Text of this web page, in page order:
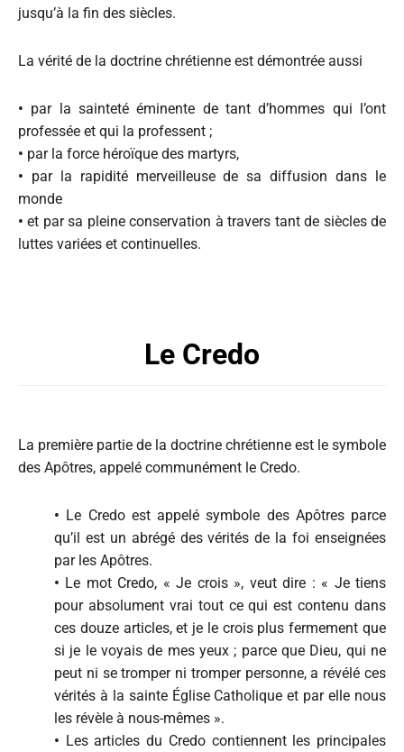
jusqu’à la fin des siècles.
La vérité de la doctrine chrétienne est démontrée aussi
• par la sainteté éminente de tant d’hommes qui l’ont
professée et qui la professent ;
• par la force héroïque des martyrs,
• par la rapidité merveilleuse de sa diffusion dans le
monde
• et par sa pleine conservation à travers tant de siècles de
luttes variées et continuelles.
Le Credo
La première partie de la doctrine chrétienne est le symbole
des Apôtres, appelé communément le Credo.
• Le Credo est appelé symbole des Apôtres parce
qu’il est un abrégé des vérités de la foi enseignées
par les Apôtres.
• Le mot Credo, « Je crois », veut dire : « Je tiens
pour absolument vrai tout ce qui est contenu dans
ces douze articles, et je le crois plus fermement que
si je le voyais de mes yeux ; parce que Dieu, qui ne
peut ni se tromper ni tromper personne, a révélé ces
vérités à la sainte Église Catholique et par elle nous
les révèle à nous-mêmes ».
• Les articles du Credo contiennent les principales